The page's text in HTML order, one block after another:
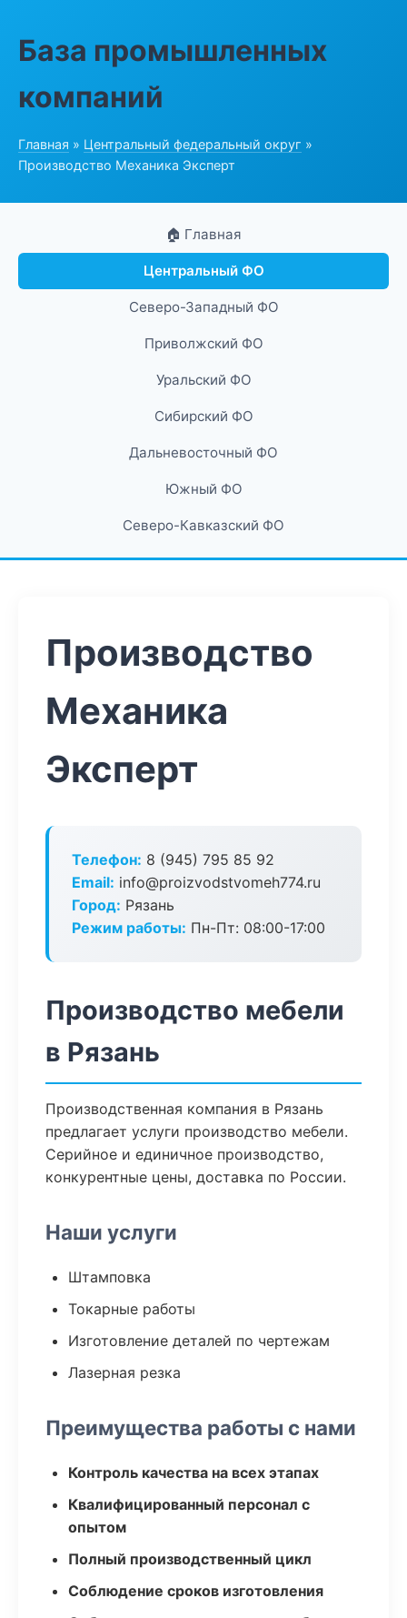
База промышленных
компаний
Главная » Центральный федеральный округ »
Производство Механика Эксперт
🏠 Главная
Центральный ФО
Северо-Западный ФО
Приволжский ФО
Уральский ФО
Сибирский ФО
Дальневосточный ФО
Южный ФО
Северо-Кавказский ФО
Производство
Механика
Эксперт
Телефон: 8 (945) 795 85 92
Email: info@proizvodstvomeh774.ru
Город: Рязань
Режим работы: Пн-Пт: 08:00-17:00
Производство мебели
в Рязань
Производственная компания в Рязань
предлагает услуги производство мебели.
Серийное и единичное производство,
конкурентные цены, доставка по России.
Наши услуги
Штамповка
Токарные работы
Изготовление деталей по чертежам
Лазерная резка
Преимущества работы с нами
Контроль качества на всех этапах
Квалифицированный персонал с
опытом
Полный производственный цикл
Соблюдение сроков изготовления